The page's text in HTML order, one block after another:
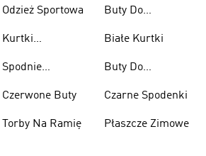
Odzież Sportowa
Kurtki
Spodnie
Czerwone Buty
Torby Na Ramię
Buty Do
Ciężarów
Białe Kurtki
Buty Do
Czarne Spodenki
Płaszcze Zimowe